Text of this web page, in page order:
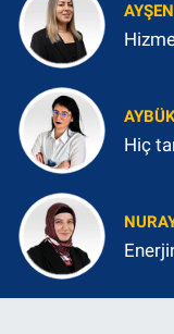
Hiç